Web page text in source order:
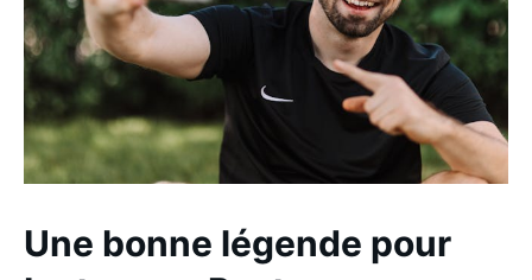
Une bonne légende pour